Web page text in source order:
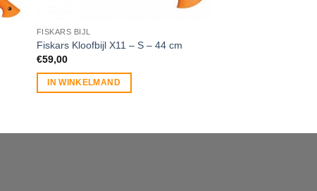
FISKARS BIJL
Fiskars Kloofbijl X11 – S – 44 cm
€59,00
IN WINKELMAND